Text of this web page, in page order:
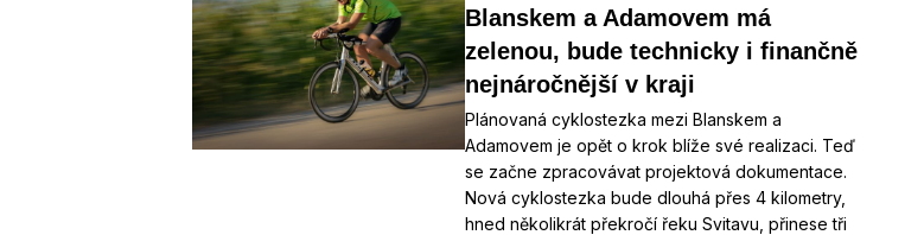
Blanskem a Adamovem má
zelenou, bude technicky i finančně
nejnáročnější v kraji
Plánovaná cyklostezka mezi Blanskem a
Adamovem je opět o krok blíže své realizaci. Teď
se začne zpracovávat projektová dokumentace.
Nová cyklostezka bude dlouhá přes 4 kilometry,
hned několikrát překročí řeku Svitavu, přinese tři